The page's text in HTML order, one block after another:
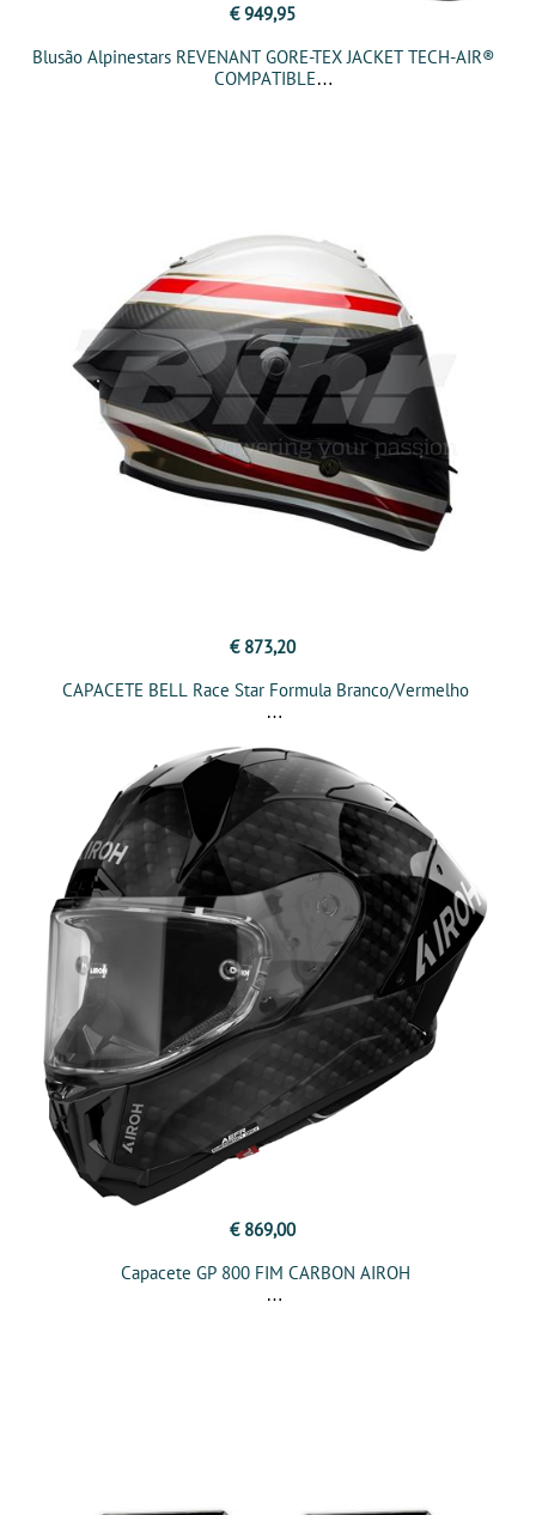
€ 949,95
Blusão Alpinestars REVENANT GORE-TEX JACKET TECH-AIR®
COMPATIBLE
€ 873,20
CAPACETE BELL Race Star Formula Branco/Vermelho
€ 869,00
Capacete GP 800 FIM CARBON AIROH